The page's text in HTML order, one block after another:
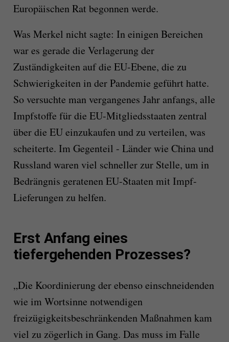
Europäischen Rat begonnen werde.
Was Merkel nicht sagte: In einigen Bereichen
war es gerade die Verlagerung der
Zuständigkeiten auf die EU-Ebene, die zu
Schwierigkeiten in der Pandemie geführt hatte.
So versuchte man vergangenes Jahr anfangs, alle
Impfstoffe für die EU-Mitgliedsstaaten zentral
über die EU einzukaufen und zu verteilen, was
scheiterte. Im Gegenteil - Länder wie China und
Russland waren viel schneller zur Stelle, um in
Bedrängnis geratenen EU-Staaten mit Impf-
Lieferungen zu helfen.
Erst Anfang eines
tiefergehenden Prozesses?
„Die Koordinierung der ebenso einschneidenden
wie im Wortsinne notwendigen
freizügigkeitsbeschränkenden Maßnahmen kam
viel zu zögerlich in Gang. Das muss im Falle